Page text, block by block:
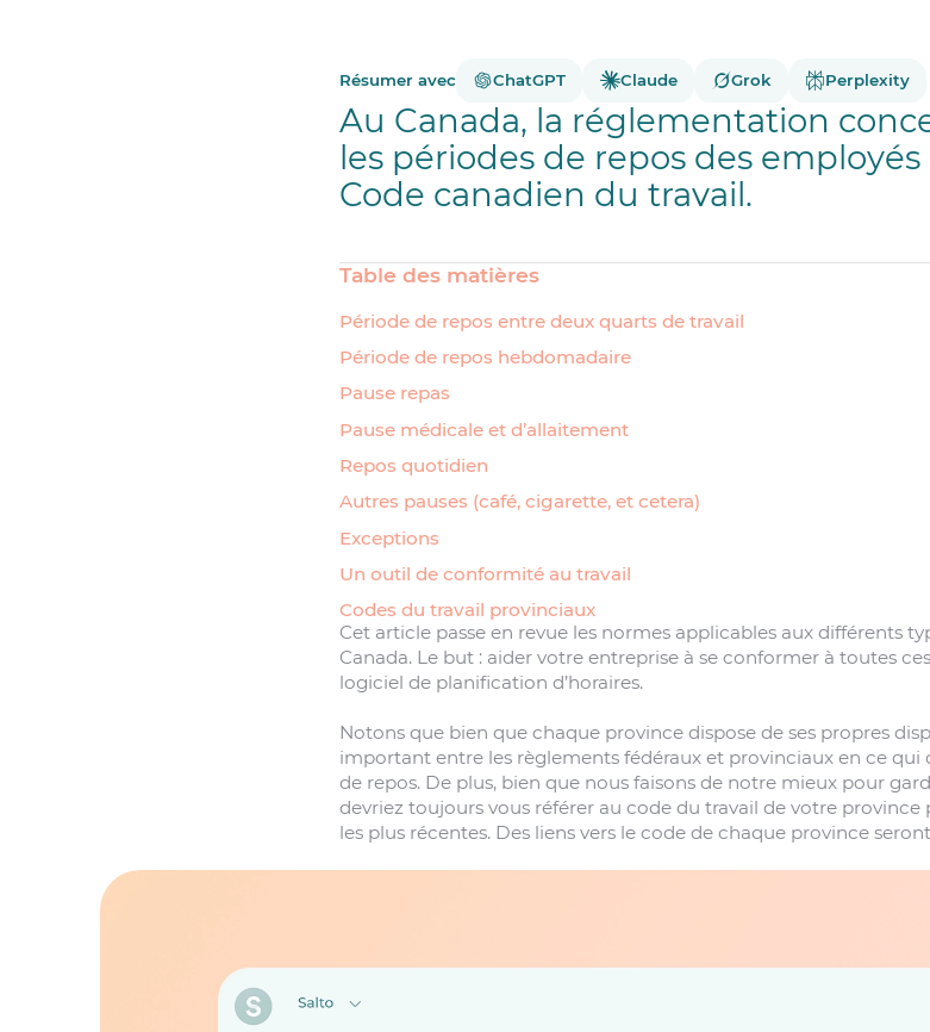
Résumer avec ChatGPT Claude Grok Perplexity
Au Canada, la réglementation
les périodes de repos des
Code canadien du travail.
Table des matières
Période de repos entre deux quarts de travail
Période de repos hebdomadaire
Pause repas
Pause médicale et d’allaitement
Repos quotidien
Autres pauses (café, cigarette, et cetera)
Exceptions
Un outil de conformité au travail
Codes du travail provinciaux
Cet article passe en revue les normes applicables aux différents
Canada. Le but : aider votre entreprise à se conformer à toutes
logiciel de planification d’horaires.
Notons que bien que chaque province dispose de ses propres
important entre les règlements fédéraux et provinciaux en ce qui
de repos. De plus, bien que nous faisons de notre mieux pour
devriez toujours vous référer au code du travail de votre
les plus récentes. Des liens vers le code de chaque province